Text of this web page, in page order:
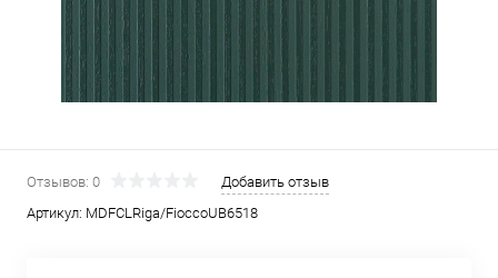
Отзывов: 0
Добавить отзыв
Артикул: MDFCLRiga/FioccoUB6518